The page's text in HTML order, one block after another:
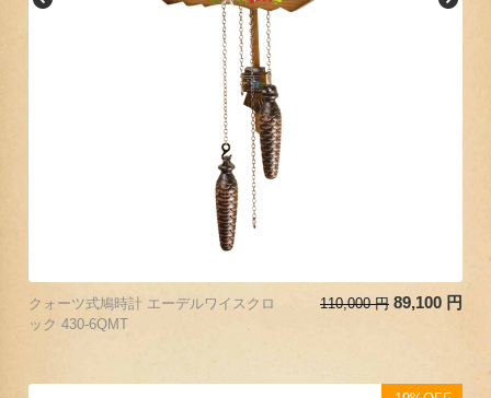
クォーツ式鳩時計 エーデルワイスクロ
ック 430-6QMT
110,000 円 89,100 円